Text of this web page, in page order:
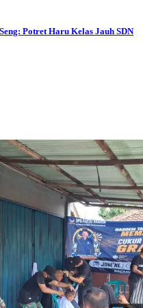
Potret Haru Kelas Jauh SDN